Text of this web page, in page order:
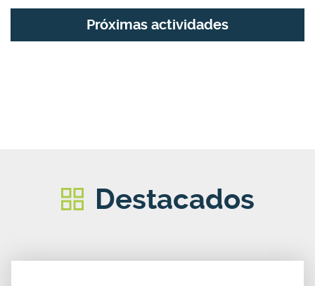
Próximas actividades
Destacados